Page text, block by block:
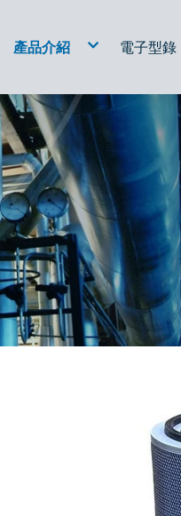
產品介紹
空氣濾心
集塵濾心
油箱配件
電子型錄